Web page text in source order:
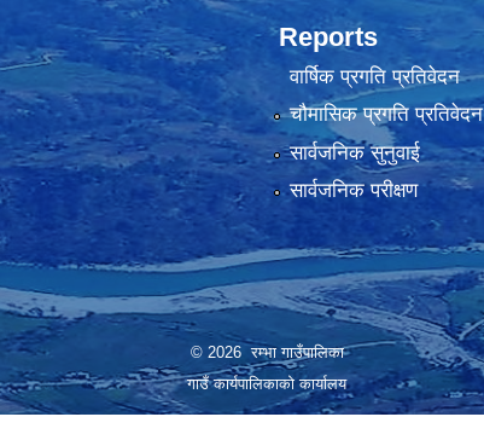
Reports
वार्षिक प्रगति प्रतिवेदन
चौमासिक प्रगति प्रतिवेदन
सार्वजनिक सुनुवाई
सार्वजनिक परीक्षण
© 2026 रम्भा गाउँपालिका
गाउँ कार्यपालिकाको कार्यालय